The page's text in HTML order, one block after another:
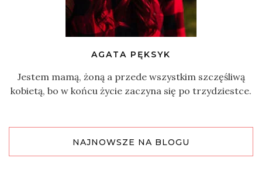
AGATA PĘKSYK
Jestem mamą, żoną a przede wszystkim szczęśliwą
kobietą, bo w końcu życie zaczyna się po trzydziestce.
NAJNOWSZE NA BLOGU